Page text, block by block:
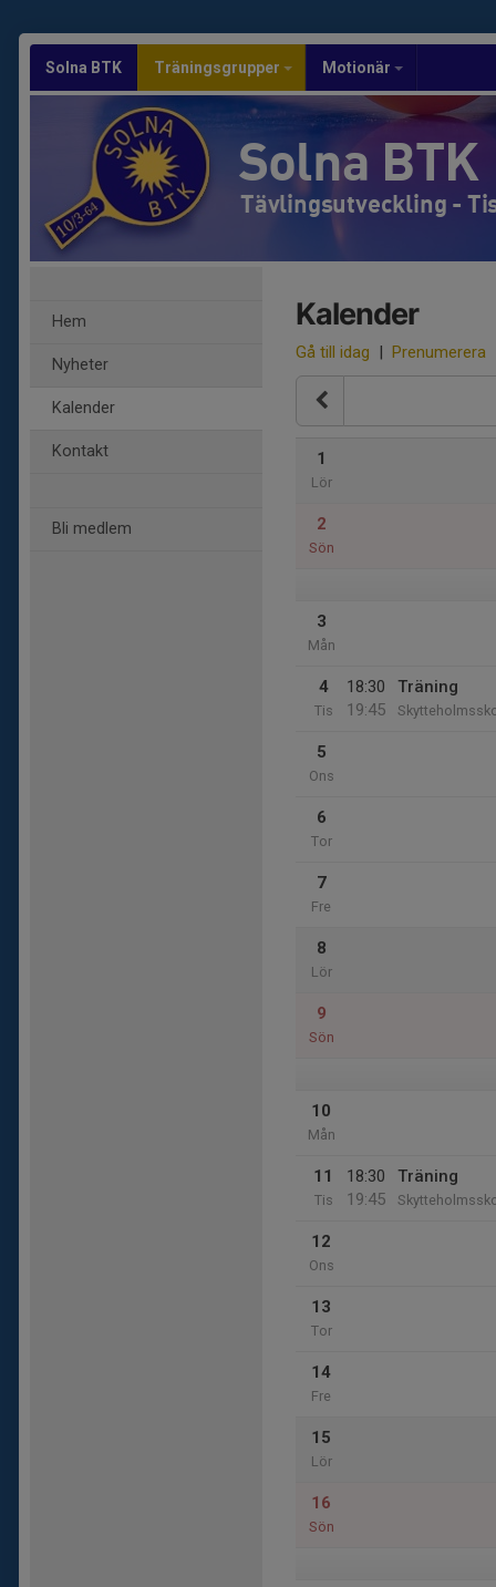
Solna BTK Träningsgrupper Motionär
Solna BTK
Tävlingsutveckling -
Hem
Nyheter
Kalender
Kontakt
Bli medlem
Kalender
Gå till idag | Prenumerera
1
Lör
2
Sön
3
Mån
4
Tis
18:30
19:45
Träning
5
Ons
6
Tor
7
Fre
8
Lör
9
Sön
10
Mån
11
Tis
18:30
19:45
Träning
12
Ons
13
Tor
14
Fre
15
Lör
16
Sön